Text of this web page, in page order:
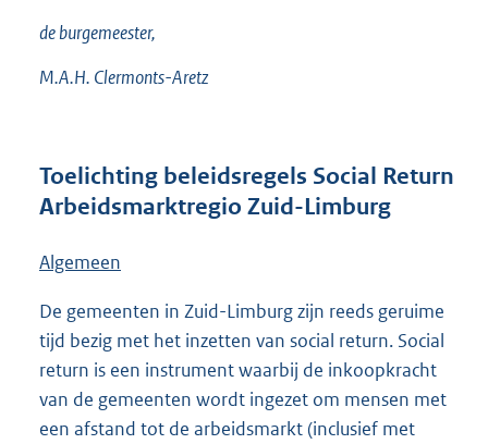
de burgemeester,
M.A.H. Clermonts-Aretz
Toelichting beleidsregels Social Return
Arbeidsmarktregio Zuid-Limburg
Algemeen
De gemeenten in Zuid-Limburg zijn reeds geruime
tijd bezig met het inzetten van social return. Social
return is een instrument waarbij de inkoopkracht
van de gemeenten wordt ingezet om mensen met
een afstand tot de arbeidsmarkt (inclusief met